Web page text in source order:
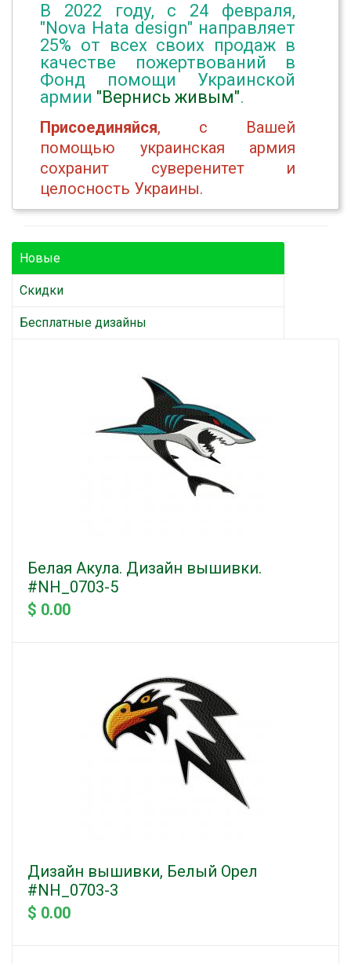
В 2022 году, с 24 февраля,
"Nova Hata design" направляет
25% от всех своих продаж в
качестве пожертвований в
Фонд помощи Украинской
армии "Вернись живым".
Присоединяйся, с Вашей
помощью украинская армия
сохранит суверенитет и
целосность Украины.
Новые
Скидки
Бесплатные дизайны
Белая Акула. Дизайн вышивки.
#NH_0703-5
$ 0.00
Дизайн вышивки, Белый Орел
#NH_0703-3
$ 0.00